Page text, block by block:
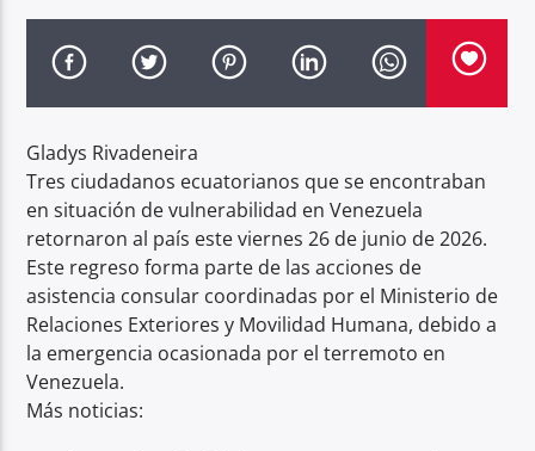
Radio hola
Gladys Rivadeneira
Tres ciudadanos ecuatorianos que se encontraban
en situación de vulnerabilidad en Venezuela
retornaron al país este viernes 26 de junio de 2026.
Este regreso forma parte de las acciones de
asistencia consular coordinadas por el Ministerio de
Relaciones Exteriores y Movilidad Humana, debido a
la emergencia ocasionada por el terremoto en
Venezuela.
Más noticias: